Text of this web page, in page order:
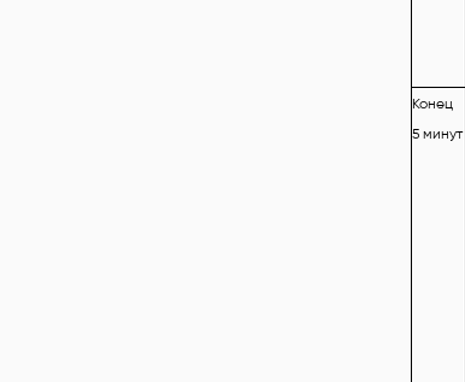
Конец
5 минут